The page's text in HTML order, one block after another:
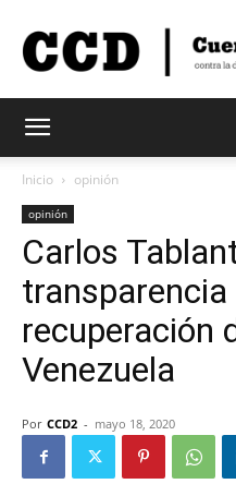
Inicio opinión
opinión
Carlos
transparencia
recuperación
Venezuela
Por CCD2 - mayo 18, 2020